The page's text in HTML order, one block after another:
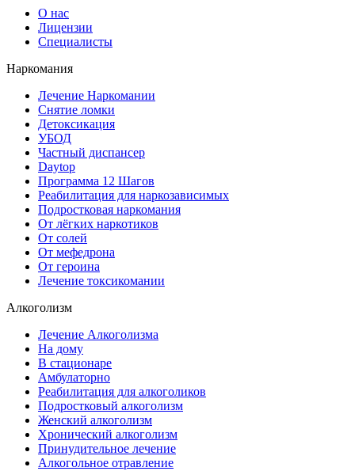
О нас
Лицензии
Специалисты
Наркомания
Лечение Наркомании
Снятие ломки
Детоксикация
УБОД
Частный диспансер
Daytop
Программа 12 Шагов
Реабилитация для наркозависимых
Подростковая наркомания
От лёгких наркотиков
От солей
От мефедрона
От героина
Лечение токсикомании
Алкоголизм
Лечение Алкоголизма
На дому
В стационаре
Амбулаторно
Реабилитация для алкоголиков
Подростковый алкоголизм
Женский алкоголизм
Хронический алкоголизм
Принудительное лечение
Алкогольное отравление